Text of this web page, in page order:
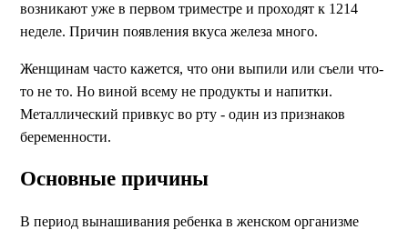
возникают уже в первом триместре и проходят к 1214
неделе. Причин появления вкуса железа много.
Женщинам часто кажется, что они выпили или съели что-
то не то. Но виной всему не продукты и напитки.
Металлический привкус во рту - один из признаков
беременности.
Основные причины
В период вынашивания ребенка в женском организме